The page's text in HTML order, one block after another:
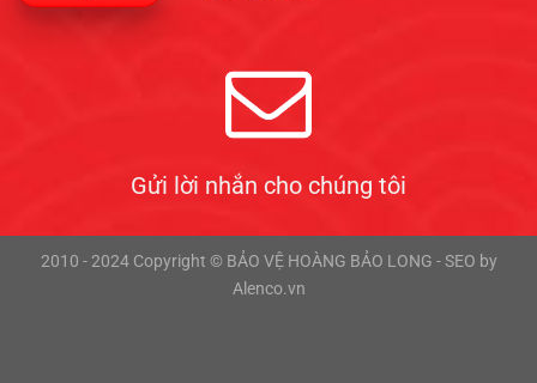
Gửi lời nhắn cho chúng tôi
2010 - 2024 Copyright © BẢO VỆ HOÀNG BẢO LONG - SEO by
Alenco.vn